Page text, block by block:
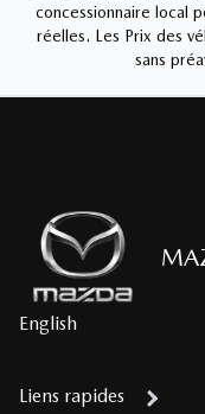
concessionnaire local
réelles. Les Prix des
sans
English
Liens rapides